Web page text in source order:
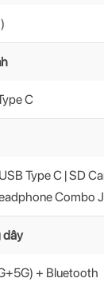
C
Type C | SD
Combo
dây
+ Bluetooth